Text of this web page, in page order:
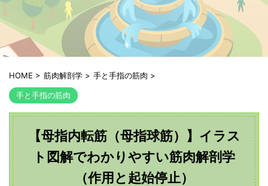
HOME > 筋肉解剖学 > 手と手指の筋肉 >
手と手指の筋肉
【母指内転筋（母指球筋）】イラス
ト図解でわかりやすい筋肉解剖学
（作用と起始停止）